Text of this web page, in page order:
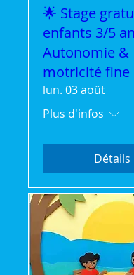
🌟 Stage
enfants 3/5
Autonomie &
motricité fine
lun. 03 août
Plus d'infos
Détails